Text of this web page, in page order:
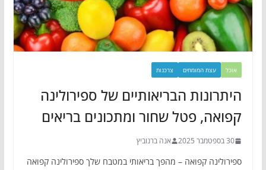
אוכל עצת המומחים צרכנות
היתרונות הבריאותיים של ספירולינה
קפואה, פטל שחור ומתכונים בריאים
30 בספטמבר 2025 אנה ברנוביץ
ספירולינה קפואה – מהפך בריאותי במטבח שלך ספירולינה קפואה